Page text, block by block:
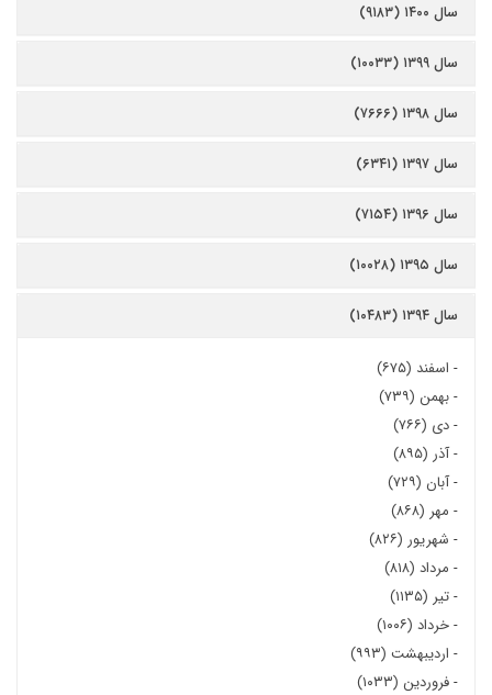
سال ۱۴۰۰ (۹۱۸۳)
سال ۱۳۹۹ (۱۰۰۳۳)
سال ۱۳۹۸ (۷۶۶۶)
سال ۱۳۹۷ (۶۳۴۱)
سال ۱۳۹۶ (۷۱۵۴)
سال ۱۳۹۵ (۱۰۰۲۸)
سال ۱۳۹۴ (۱۰۴۸۳)
- اسفند (۶۷۵)
-بهمن (۷۳۹)
-دی (۷۶۶)
-آذر (۸۹۵)
-آبان (۷۲۹)
- مهر (۸۶۸)
- شهریور (۸۲۶)
- مرداد (۸۱۸)
-تیر (۱۱۳۵)
-خرداد (۱۰۰۶)
- اردیبهشت (۹۹۳)
-فروردین (۱۰۳۳)